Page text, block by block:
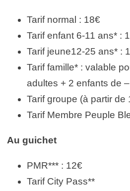
Tarif normal : 18€
Tarif enfant 6-11 ans* :
Tarif jeune12-25 ans* :
Tarif famille* : valable
adultes + 2 enfants de
Tarif groupe (à partir
Tarif Membre Peuple
Au guichet
PMR*** : 12€
Tarif City Pass**